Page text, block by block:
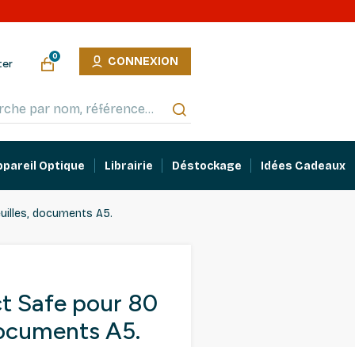
0 CONNEXION
Optique Librairie Déstockage Idées Cadeaux
documents A5.
Safe pour 80
A5.